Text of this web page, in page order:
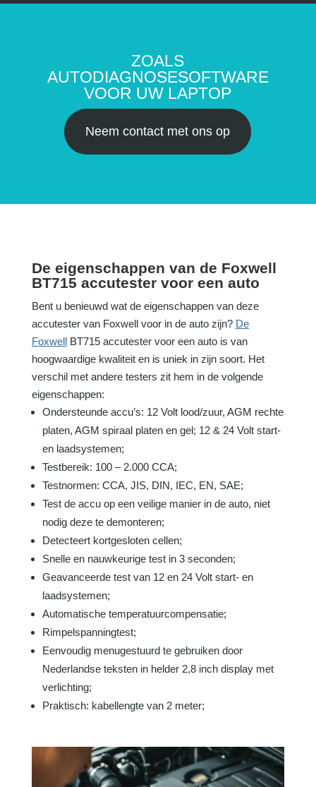
Neem contact met ons op
ZOALS
AUTODIAGNOSESOFTWARE
VOOR UW LAPTOP
De eigenschappen van de Foxwell
BT715 accutester voor een auto
Bent u benieuwd wat de eigenschappen van deze
accutester van Foxwell voor in de auto zijn? De
FoxwellBT715 accutester voor een auto is van
hoogwaardige kwaliteit en is uniek in zijn soort. Het
verschil met andere testers zit hem in de volgende
eigenschappen:
Ondersteunde accu’s: 12 Volt lood/zuur, AGM rechte
platen, AGM spiraal platen en gel; 12 & 24 Volt start-
en laadsystemen;
Testbereik: 100 – 2.000 CCA;
Testnormen: CCA, JIS, DIN, IEC, EN, SAE;
Test de accu op een veilige manier in de auto, niet
nodig deze te demonteren;
Detecteert kortgesloten cellen;
Snelle en nauwkeurige test in 3 seconden;
Geavanceerde test van 12 en 24 Volt start- en
laadsystemen;
Automatische temperatuurcompensatie;
Rimpelspanningtest;
Eenvoudig menugestuurd te gebruiken door
Nederlandse teksten in helder 2,8 inch display met
verlichting;
Praktisch: kabellengte van 2 meter;